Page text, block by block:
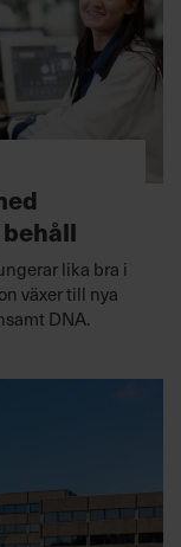
lika bra i
växer till nya
DNA.